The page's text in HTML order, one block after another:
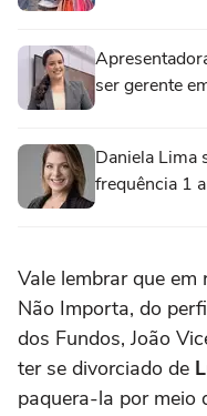
ser gerente
Daniela Lima
frequência 1
Vale lembrar que
Não Importa, do
dos Fundos, João
ter se divorciado de
paquera-la por meio